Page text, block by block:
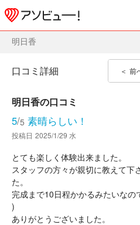
明日香
前
口コミ詳細
明日香の口コミ
5/5 素晴らしい！
投稿日 2025/1/29 水
とても楽しく体験出来ました。
スタッフの方々が親切に教えて下
た。
完成まで10日程かかるみたいな
)
ありがとうございました。